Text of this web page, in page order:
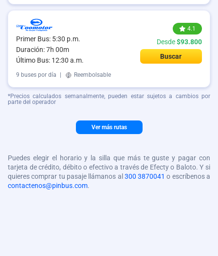
Primer Bus: 5:30 p.m.
Duración: 7h 00m
Último Bus: 12:30 a.m.
4.1
Desde$93.800
Buscar
9 buses por día Reembolsable
*Precios calculados semanalmente, pueden estar sujetos a cambios por
parte del operador
Ver más rutas
Puedes elegir el horario y la silla que más te guste y pagar con
tarjeta de crédito, débito o efectivo a través de Efecty o Baloto. Y si
quieres comprar tu pasaje llámanos al 300 3870041 o escríbenos a
contactenos@pinbus.com.